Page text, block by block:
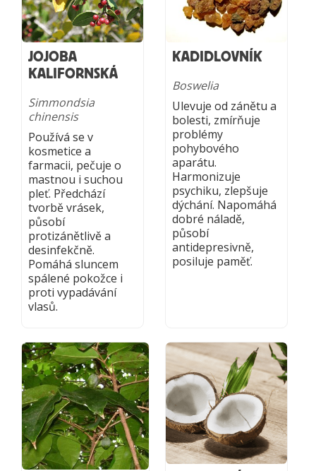
JOJOBA
KALIFORNSKÁ
Simmondsia
chinensis
Používá se v
kosmetice a
farmacii, pečuje o
mastnou i suchou
pleť. Předchází
tvorbě vrásek,
působí
protizánětlivě a
desinfekčně.
Pomáhá sluncem
spálené pokožce i
proti vypadávání
vlasů.
KADIDLOVNÍK
Boswelia
Ulevuje od zánětu a
bolesti, zmírňuje
problémy
pohybového
aparátu.
Harmonizuje
psychiku, zlepšuje
dýchání. Napomáhá
dobré náladě,
působí
antidepresivně,
posiluje paměť.